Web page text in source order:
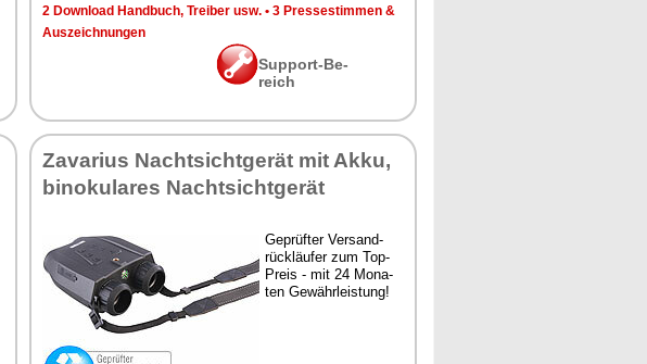
2 Down­load Hand­buch, Trei­ber usw. • 3 Pres­se­stim­men &
Aus­zeich­nun­gen
Sup­port-Be­
reich
Za­va­ri­us Nacht­sicht­ge­rät mit Ak­ku,
bi­no­ku­la­res Nacht­sicht­ge­rät
Ge­prüf­ter Ver­sand­
rück­läu­fer zum Top-
Preis - mit 24 Mo­na­
ten Ge­währ­leis­tung!